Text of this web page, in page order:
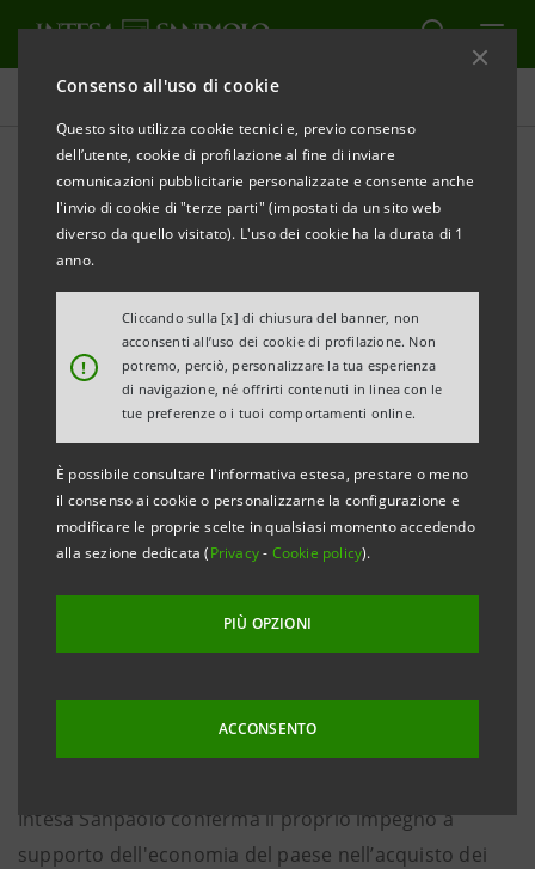
Consenso all'uso di cookie
Questo sito utilizza cookie tecnici e, previo consenso
dell’utente, cookie di profilazione al fine di inviare
comunicazioni pubblicitarie personalizzate e consente anche
l'invio di cookie di "terze parti" (impostati da un sito web
diverso da quello visitato). L'uso dei cookie ha la durata di 1
anno.
!
Cliccando sulla [x] di chiusura del banner, non
acconsenti all’uso dei cookie di profilazione. Non
potremo, perciò, personalizzare la tua esperienza
di navigazione, né offrirti contenuti in linea con le
tue preferenze o i tuoi comportamenti online.
È possibile consultare l'informativa estesa, prestare o meno
il consenso ai cookie o personalizzarne la configurazione e
modificare le proprie scelte in qualsiasi momento accedendo
alla sezione dedicata (Privacy- Cookie policy).
PIÙ OPZIONI
ACCONSENTO
Comunicati stampa
STAMPA AGGIORNA
COMUNICATO STAMPA
BONUS EDILIZI:ACCORDO TRA INTESA SANPAOLO E
PER 29 MILIONI DI EURO
Prosegue l’attuazione del DL Aiuti da parte
della banca finalizzata a liberare capacità
fiscale a beneficio di privati e aziende
L’accordo di ricessione con Piva Group spa
ha la finalità di sostenere il settore edile
veneto e nazionale
Verona, 29 maggio 2023– Intesa Sanpaolo
Group spahanno siglato unaccordo per la
Superbonus per un valore fiscale pari a
euro.
Intesa Sanpaolo conferma il proprio impegno a
supporto dell'economia del paese nell’acquisto dei